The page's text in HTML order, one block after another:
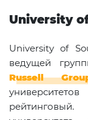
University
University of
ведущей
Russell